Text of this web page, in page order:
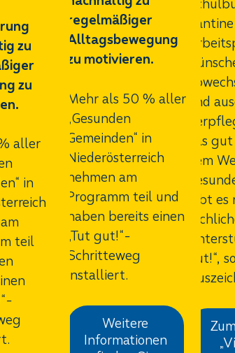
zu
zu
aller
in
teil
regelmäßiger
Alltagsbewegung
zu motivieren.
Mehr als 50 % aller
„Gesunden
Gemeinden“ in
Niederösterreich
nehmen am
Programm teil und
haben bereits einen
„Tut gut!“-
Schritteweg
installiert.
Weitere
Informationen
und
das
dem
gibt
gut!“,